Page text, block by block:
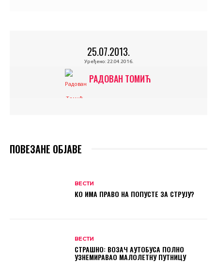
25.07.2013.
Уређено: 22.04.2016.
РАДОВАН ТОМИЋ
ПОВЕЗАНЕ ОБЈАВЕ
ВЕСТИ
КО ИМА ПРАВО НА ПОПУСТЕ ЗА СТРУЈУ?
ВЕСТИ
СТРАШНО: ВОЗАЧ АУТОБУСА ПОЛНО
УЗНЕМИРАВАО МАЛОЛЕТНУ ПУТНИЦУ